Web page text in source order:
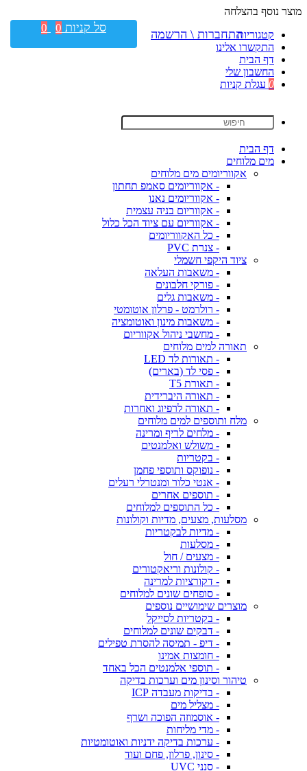
מוצר נוסף בהצלחה
קטגוריות
התקשרו אלינו
דף הבית
החשבון שלי
0 עגלת קניות
דף הבית
מים מלוחים
אקווריומים מים מלוחים
- אקווריומים סאמפ תחתון
- אקווריומים נאנו
- אקווריום בניה עצמית
- אקווריום עם ציוד הכל כלול
- כל האקווריומים
- צנרת PVC
ציוד היקפי חשמלי
- משאבות העלאה
- פורקי חלבונים
- משאבות גלים
- רולרמט - פרלון אוטומטי
- משאבות מינון ואוטומציה
- מחשבי ניהול אקווריום
תאורה למים מלוחים
- תאורות לד LED
- פסי לד (בארים)
- תאורת T5
- תאורה היברידית
- תאורה לרפיוג ואחרות
מלח ותוספים למים מלוחים
- מלחים לריף ומרינה
- משולש ואלמנטים
- בקטריות
- נופוקס ותוספי פחמן
- אנטי כלור ומנטרלי רעלים
- תוספים אחרים
- כל התוספים למלוחים
מסלעות, מצעים, מדיות וקולונות
- מדיות לבקטריות
- מסלעות
- מצעים / חול
- קולונות וריאקטורים
- דקורציות למרינה
- סופחים שונים למלוחים
מוצרים שימושיים נוספים
- בקטריות לסייקל
- דבקים שונים למלוחים
- דיפ - תמיסה להסרת טפילים
- חומצות אמינו
- תוספי אלמנטים הכל באחד
טיהור וסינון מים וערכות בדיקה
- בדיקות מעבדה ICP
- מצליל מים
- אוסמוזה הפוכה ושרף
- מדי מליחות
- ערכות בדיקה ידניות ואוטומטיות
- סינון, פרלון, פחם ועוד
- סנני UVC
התחברות \ הרשמה סל קניות 0
0